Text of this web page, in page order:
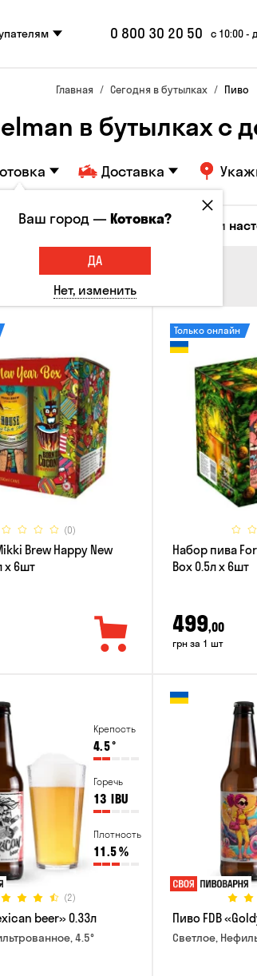
0 800 30 20 50 с 10:00 -
Главная Сегодня в бутылках Пиво
в бутылках с
Доставка
Водка Соджу Ликеры и
(0)
Brew Happy New
x 6шт
Только онлайн
Набор пива
Box 0.5л x 6шт
499,00
грн за 1 шт
Крепость
4.5°
Горечь
13 IBU
Плотность
11.5%
(2)
beer» 0.33л
4.5°
Пиво FDB
Светлое,
Ваш город —Котовка?
ДА
Нет, изменить